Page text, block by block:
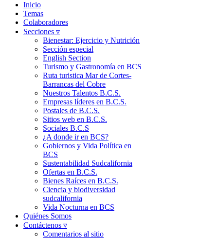
Inicio
Temas
Colaboradores
Secciones ▿
Bienestar: Ejercicio y Nutrición
Sección especial
English Section
Turismo y Gastronomía en BCS
Ruta turistica Mar de Cortes-
Barrancas del Cobre
Nuestros Talentos B.C.S.
Empresas líderes en B.C.S.
Postales de B.C.S.
Sitios web en B.C.S.
Sociales B.C.S
¿A donde ir en BCS?
Gobiernos y Vida Política en
BCS
Sustentabilidad Sudcalifornia
Ofertas en B.C.S.
Bienes Raíces en B.C.S.
Ciencia y biodiversidad
sudcalifornia
Vida Nocturna en BCS
Quiénes Somos
Contáctenos ▿
Comentarios al sitio